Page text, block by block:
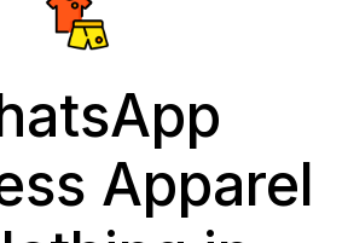
Apparel